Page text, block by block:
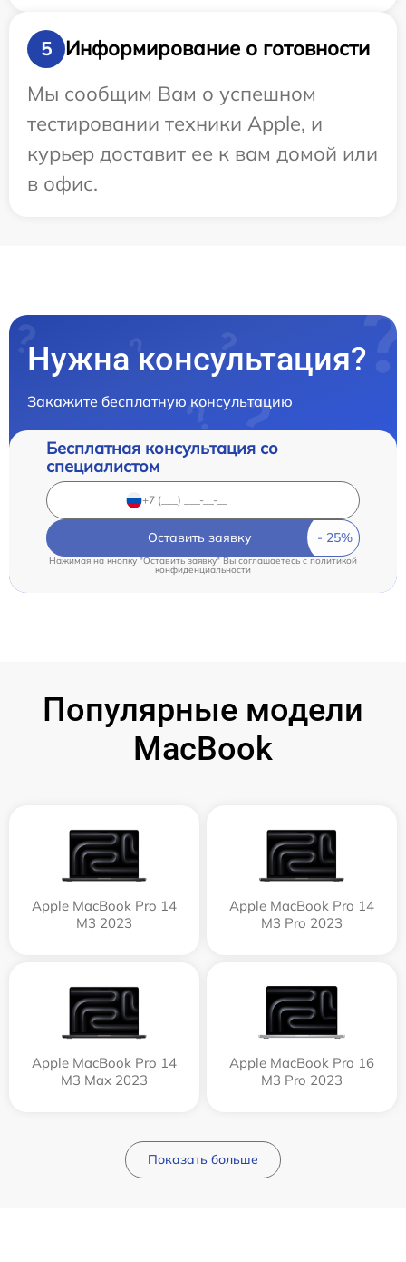
5
Информирование о готовности
Мы сообщим Вам о успешном
тестировании техники Apple, и
курьер доставит ее к вам домой или
в офис.
Нужна консультация?
Закажите бесплатную консультацию
Бесплатная консультация со
специалистом
Оставить заявку
Нажимая на кнопку "Оставить заявку" Вы соглашаетесь cполитикой
конфиденциальности
Популярные модели
MacBook
Apple MacBook Pro 14
M3 2023
Apple MacBook Pro 14
M3 Pro 2023
Apple MacBook Pro 14
M3 Max 2023
Apple MacBook Pro 16
M3 Pro 2023
Показать больше